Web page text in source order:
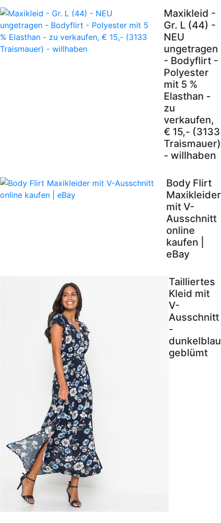
Maxikleid -
Gr. L (44) -
NEU
ungetragen
- Bodyflirt -
Polyester
mit 5 %
Elasthan -
zu
verkaufen,
€ 15,- (3133
Traismauer)
- willhaben
Body Flirt
Maxikleider
mit V-
Ausschnitt
online
kaufen |
eBay
Tailliertes
Kleid mit
V-
Ausschnitt
-
dunkelblau
geblümt